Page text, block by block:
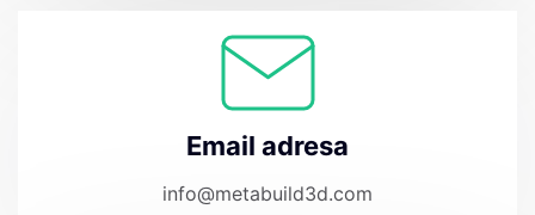
Email adresa
info@metabuild3d.com